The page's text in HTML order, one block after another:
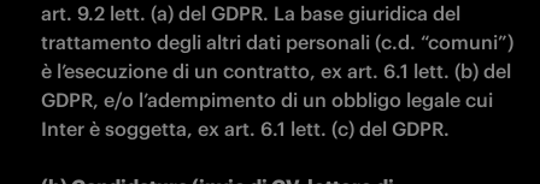
art. 9.2 lett. (a) del GDPR. La base giuridica del
trattamento degli altri dati personali (c.d. “comuni”)
è l’esecuzione di un contratto, ex art. 6.1 lett. (b) del
GDPR, e/o l’adempimento di un obbligo legale cui
Inter è soggetta, ex art. 6.1 lett. (c) del GDPR.